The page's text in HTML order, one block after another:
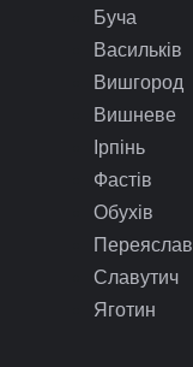
Буча
Васильків
Вишгород
Вишневе
Ірпінь
Фастів
Обухів
Славутич
Яготин